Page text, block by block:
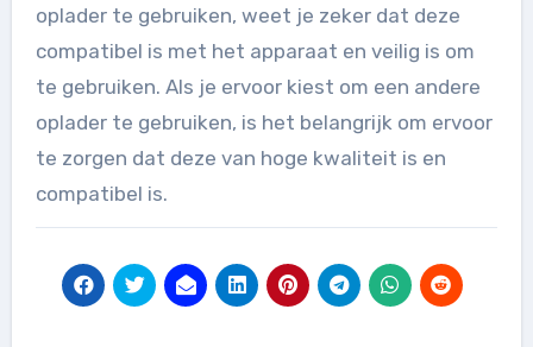
oplader te gebruiken, weet je zeker dat deze
compatibel is met het apparaat en veilig is om
te gebruiken. Als je ervoor kiest om een andere
oplader te gebruiken, is het belangrijk om ervoor
te zorgen dat deze van hoge kwaliteit is en
compatibel is.